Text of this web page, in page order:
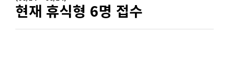
현재 휴식형 6명 접수